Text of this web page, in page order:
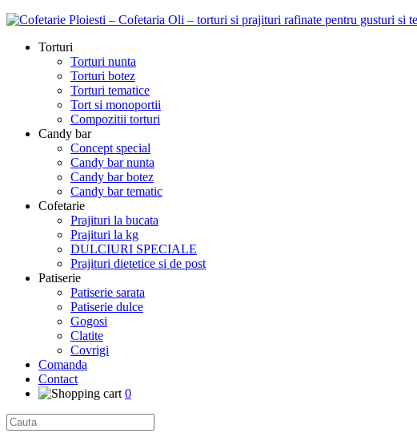
Torturi
Torturi nunta
Torturi botez
Torturi tematice
Tort si monoportii
Compozitii torturi
Candy bar
Concept special
Candy bar nunta
Candy bar botez
Candy bar tematic
Cofetarie
Prajituri la bucata
Prajituri la kg
DULCIURI SPECIALE
Prajituri dietetice si de post
Patiserie
Patiserie sarata
Patiserie dulce
Gogosi
Clatite
Covrigi
Comanda
Contact
0